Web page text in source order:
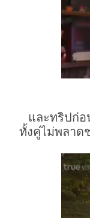
และทริปก่
ทั้งคู่ไม่พลาด